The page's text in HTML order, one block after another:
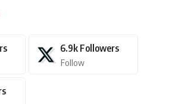
6.9k Followers
Follow